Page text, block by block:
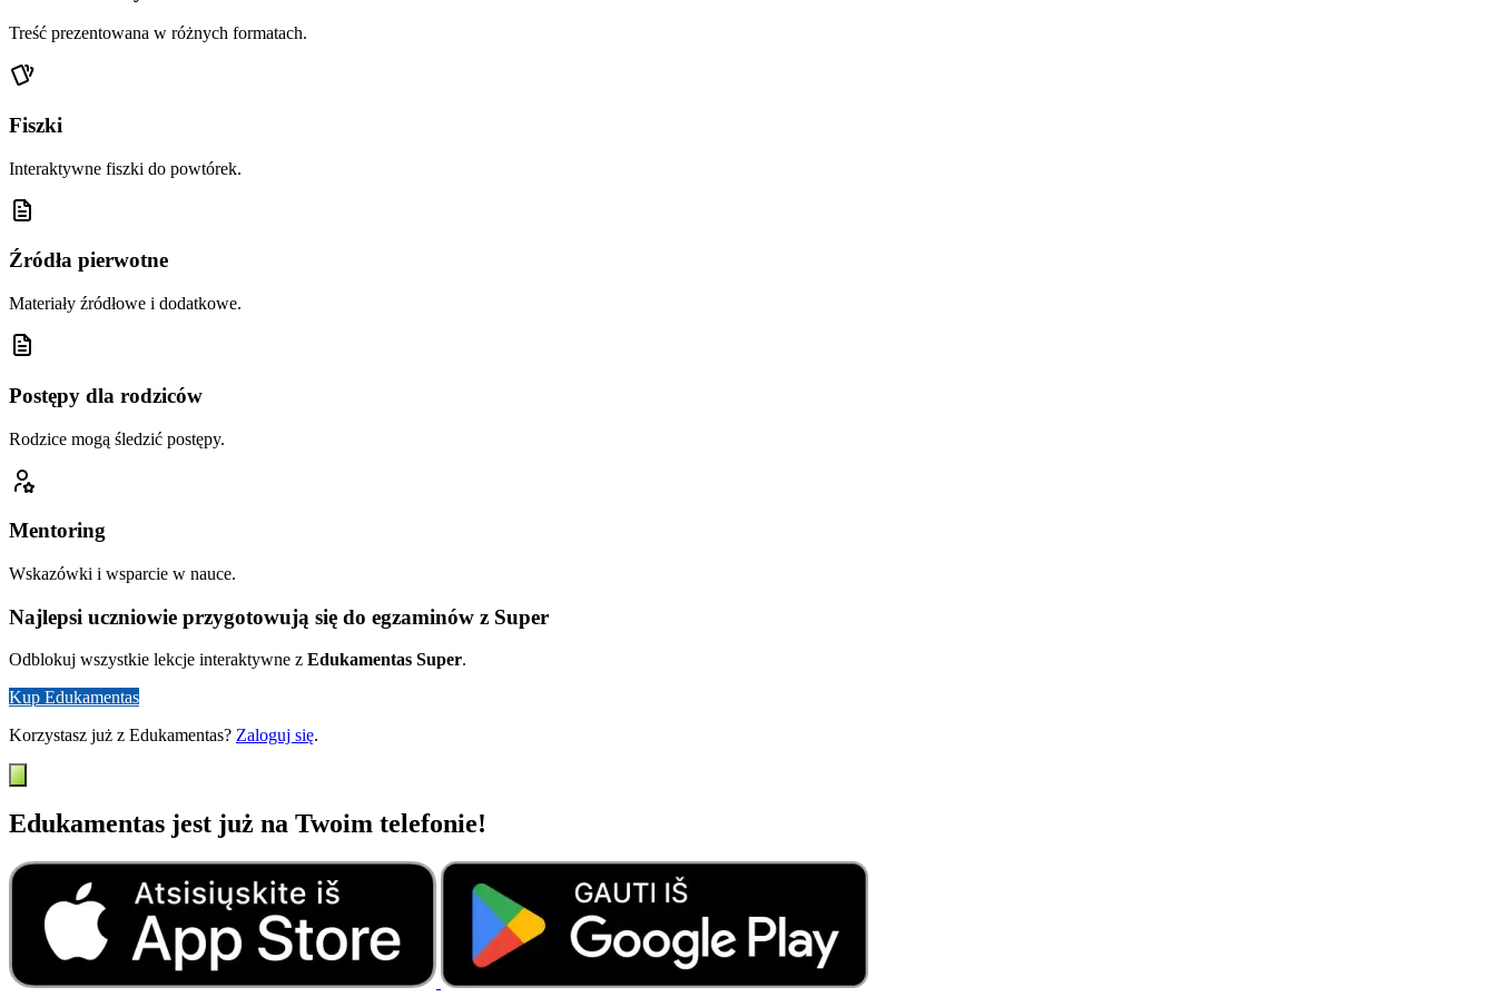
Treść prezentowana w różnych formatach.
Fiszki
Interaktywne fiszki do powtórek.
Źródła pierwotne
Materiały źródłowe i dodatkowe.
Postępy dla rodziców
Rodzice mogą śledzić postępy.
Mentoring
Wskazówki i wsparcie w nauce.
Najlepsi uczniowie przygotowują się do egzaminów z Super
Odblokuj wszystkie lekcje interaktywne z Edukamentas Super.
Kup Edukamentas
Korzystasz już z Edukamentas? Zaloguj się.
Edukamentas jest już na Twoim telefonie!